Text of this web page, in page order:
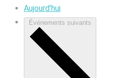
Aujourd’hui
Événements suivants